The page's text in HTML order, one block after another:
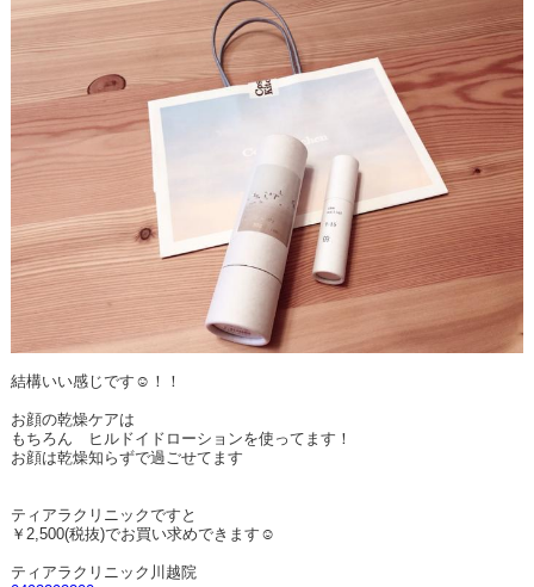
結構いい感じです☺！！
お顔の乾燥ケアは
もちろん ヒルドイドローションを使ってます！
お顔は乾燥知らずで過ごせてます
ティアラクリニックですと
￥2,500(税抜)でお買い求めできます☺
ティアラクリニック川越院